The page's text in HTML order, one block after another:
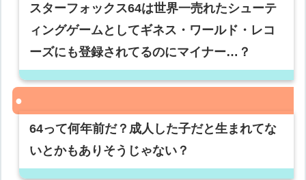
スターフォックス64は世界一売れたシューテ
ィングゲームとしてギネス・ワールド・レコ
ーズにも登録されてるのにマイナー…？
64って何年前だ？成人した子だと生まれてな
いとかもありそうじゃない？